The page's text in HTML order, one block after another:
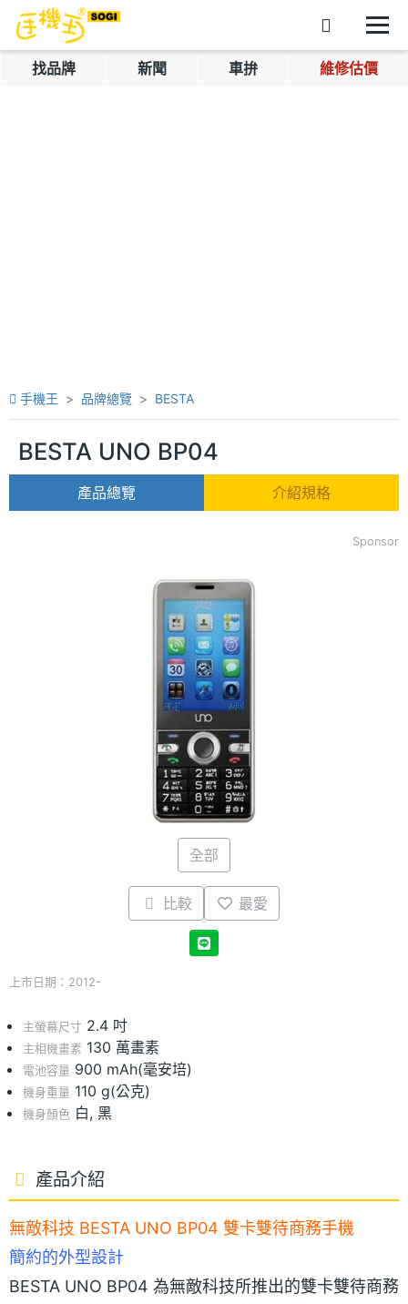
找品牌 新聞 車拚 維修估價
手機王 品牌總覽 BESTA
BESTA UNO BP04
產品總覽 介紹規格
Sponsor
全部
比較 最愛
上市日期：2012-
主螢幕尺寸 2.4 吋
主相機畫素 130 萬畫素
電池容量 900 mAh(毫安培)
機身重量 110 g(公克)
機身顏色 白, 黑
產品介紹
無敵科技 BESTA UNO BP04 雙卡雙待商務手機
簡約的外型設計
BESTA UNO BP04 為無敵科技所推出的雙卡雙待商務